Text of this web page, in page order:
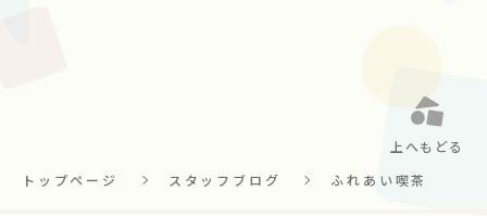
トップページ スタッフブログ ふれあい喫茶
上へもどる